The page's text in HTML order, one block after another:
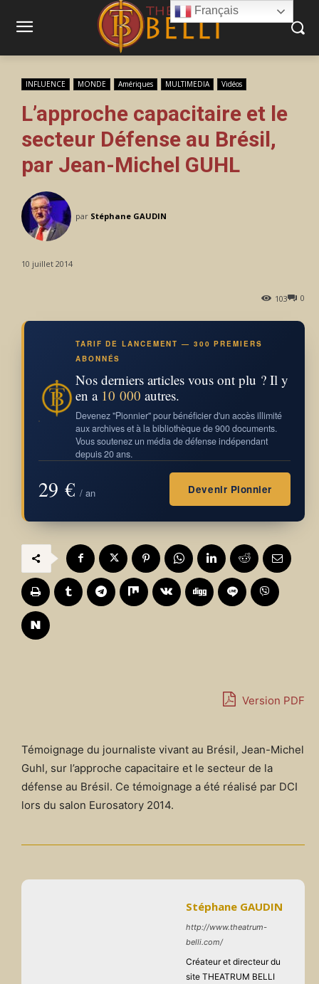
INFLUENCE MONDE Amériques MULTIMEDIA Vidéos
L’approche capacitaire et le
secteur Défense au Brésil,
par Jean-Michel GUHL
par Stéphane GAUDIN
10 juillet 2014
0
103
TARIF DE LANCEMENT — 300 PREMIERS
ABONNÉS
Nos derniers articles vous ont plu ? Il y
en a 10 000 autres.
Devenez "Pionnier" pour bénéficier d'un accès illimité
aux archives et à la bibliothèque de 900 documents.
Vous soutenez un média de défense indépendant
depuis 20 ans.
29 € / an Devenir Pionnier
Version PDF
Témoignage du journaliste vivant au Brésil, Jean-Michel
Guhl, sur l’approche capacitaire et le secteur de la
défense au Brésil. Ce témoignage a été réalisé par DCI
lors du salon Eurosatory 2014.
Stéphane GAUDIN
http://www.theatrum-
belli.com/
Créateur et directeur du
site THEATRUM BELLI
Français